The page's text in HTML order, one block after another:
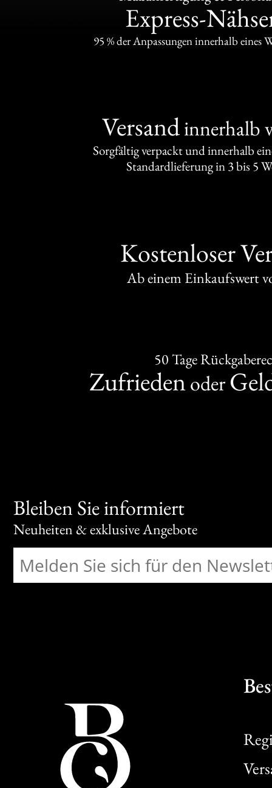
Express-
95 % der Anpassungen innerhalb eines
Versandinnerhalb
Sorgfältig verpackt und innerhalb
Standardlieferung in 3 bis 5
Kostenloser
Ab einem Einkaufswert
50 Tage
Zufrieden oder
Bleiben Sie informiert
Neuheiten & exklusive Angebote